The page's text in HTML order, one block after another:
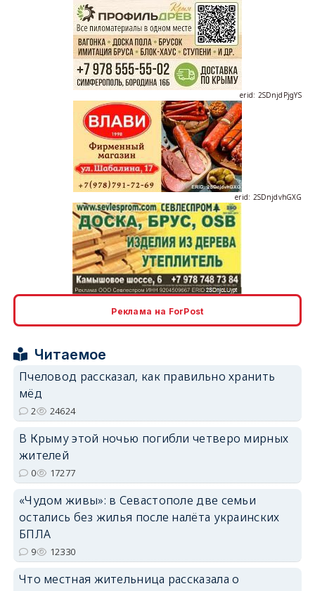
erid: 2SDnjdPjgYS
erid: 2SDnjdvhGXG
erid: 2SDnjcLUypt
erid: 2SDnjdPjgYS
Реклама на ForPost
Читаемое
Пчеловод рассказал, как правильно хранить
мёд
2 24624
В Крыму этой ночью погибли четверо мирных
жителей
0 17277
«Чудом живы»: в Севастополе две семьи
остались без жилья после налёта украинских
БПЛА
9 12330
Что местная жительница рассказала о